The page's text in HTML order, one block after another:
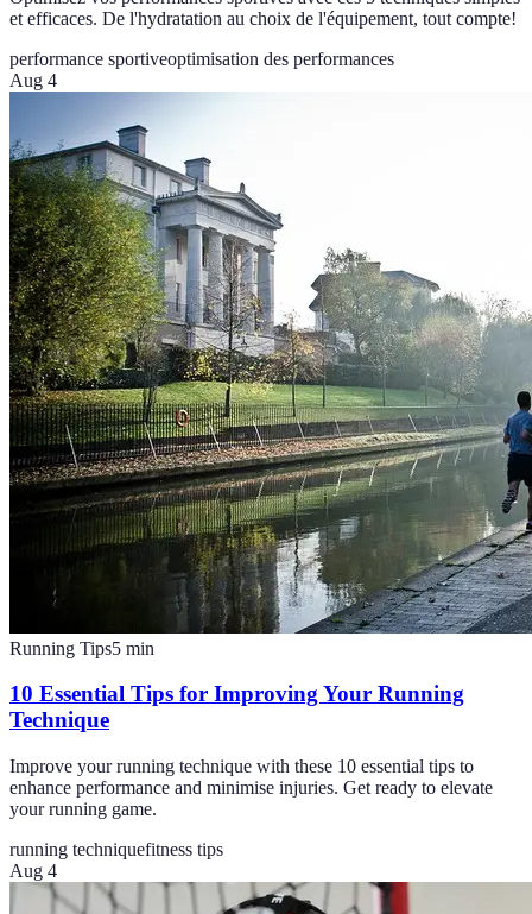
et efficaces. De l'hydratation au choix de l'équipement, tout compte!
performance sportiveoptimisation des performances
Aug 4
Running Tips5 min
10 Essential Tips for Improving Your Running
Technique
Improve your running technique with these 10 essential tips to
enhance performance and minimise injuries. Get ready to elevate
your running game.
running techniquefitness tips
Aug 4